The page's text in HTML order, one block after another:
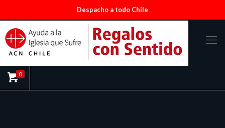
Despacho a todo Chile
0